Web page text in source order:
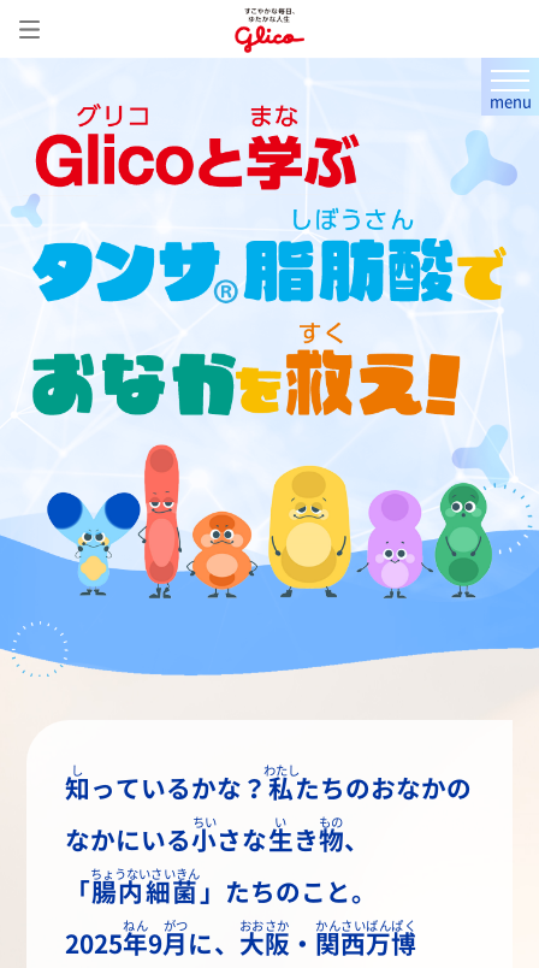
知
し
っているかな？ 私
わたし
たちのおなかの
なかにいる小
ちい
さな生
い
き物
もの
、
「腸内細菌
ちょうないさいきん
」たちのこと。
2025年
ねん
9月
がつ
に、 大阪
おおさか
・ 関西万博
かんさいばんぱく